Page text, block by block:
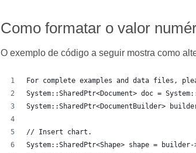
Como formatar o valor
O exemplo de código a seguir mostra como
For complete examples and data files,
System::SharedPtr<Document> doc =
System::SharedPtr<DocumentBuilder>
// Insert chart.
System::SharedPtr<Shape> shape =